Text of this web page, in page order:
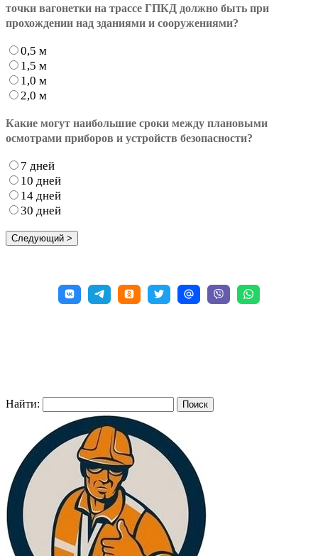
точки вагонетки на трассе ГПКД должно быть при
прохождении над зданиями и сооружениями?
0,5 м
1,5 м
1,0 м
2,0 м
Какие могут наибольшие сроки между плановыми
осмотрами приборов и устройств безопасности?
7 дней
10 дней
14 дней
30 дней
Найти: